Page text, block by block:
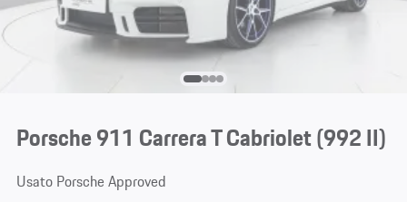
Porsche 911 Carrera T Cabriolet(992 II)
Usato Porsche Approved